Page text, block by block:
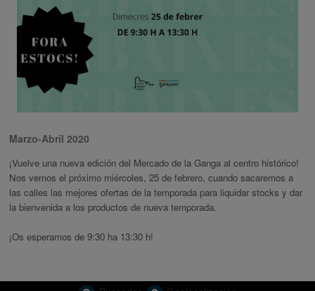
Marzo-Abril 2020
¡Vuelve una nueva edición del Mercado de la Ganga al centro histórico!
Nos vemos el próximo miércoles, 25 de febrero, cuando sacaremos a
las calles las mejores ofertas de la temporada para liquidar stocks y dar
la bienvenida a los productos de nueva temporada.
¡Os esperamos de 9:30 ha 13:30 h!